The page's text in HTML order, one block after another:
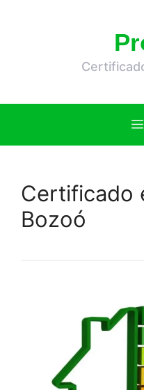
Certificado
Bozoó